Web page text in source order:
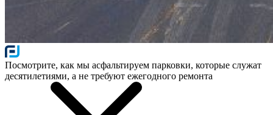
Посмотрите, как мы асфальтируем парковки, которые служат
десятилетиями, а не требуют ежегодного ремонта